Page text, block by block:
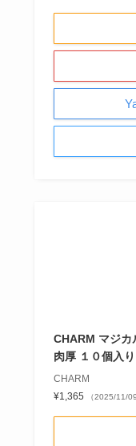
CHARM マジカ
肉厚 １０個入
CHARM
¥1,365
（2025/11/